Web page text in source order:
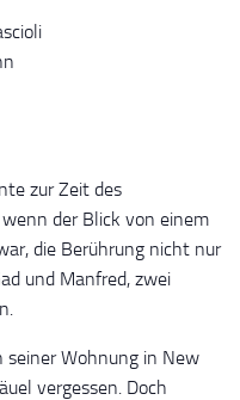
zur Zeit des
der Blick von einem
die Berührung nicht nur
und Manfred, zwei
seiner Wohnung in New
vergessen. Doch